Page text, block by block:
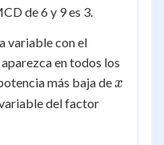
de 6 y 9 es 3.
variable con el
en todos los
más baja de x
x
variable del factor